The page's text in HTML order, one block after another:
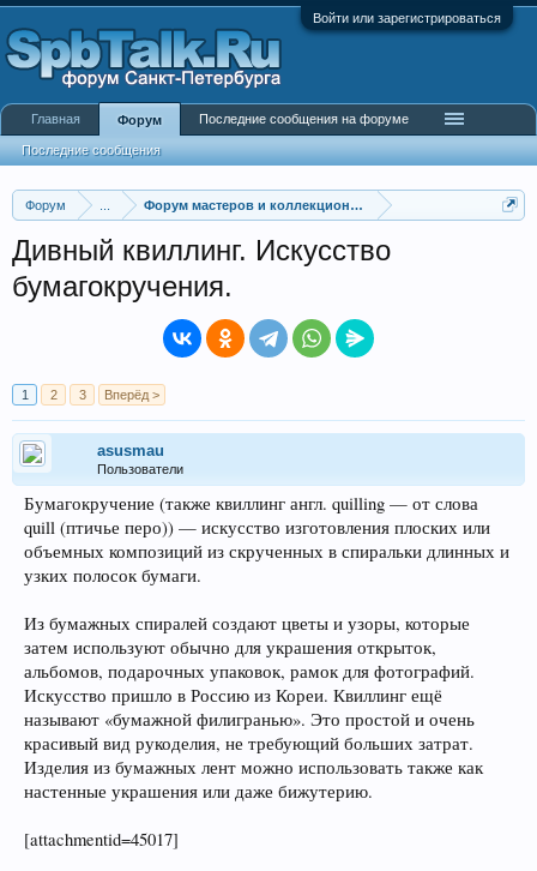
Войти или зарегистрироваться
Форум Форум мастеров и коллекционеров
Дивный квиллинг. Искусство
бумагокручения.
1 2 3 Вперёд >
asusmau
Пользователи
Бумагокручение (также квиллинг англ. quilling — от слова
quill (птичье перо)) — искусство изготовления плоских или
объемных композиций из скрученных в спиральки длинных и
узких полосок бумаги.
Из бумажных спиралей создают цветы и узоры, которые
затем используют обычно для украшения открыток,
альбомов, подарочных упаковок, рамок для фотографий.
Искусство пришло в Россию из Кореи. Квиллинг ещё
называют «бумажной филигранью». Это простой и очень
красивый вид рукоделия, не требующий больших затрат.
Изделия из бумажных лент можно использовать также как
настенные украшения или даже бижутерию.
[attachmentid=45017]
Главная Форум
Последние сообщения
Последние сообщения на форуме